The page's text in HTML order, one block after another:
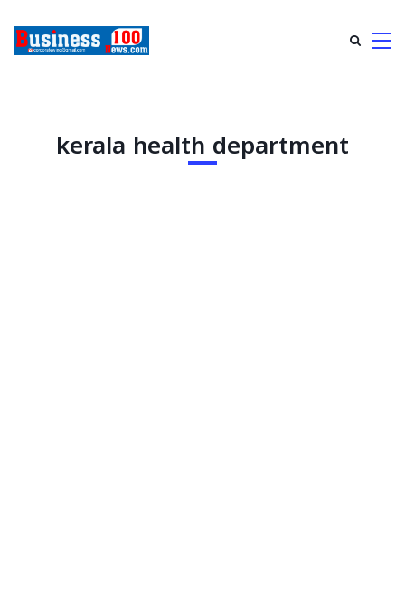
kerala health department